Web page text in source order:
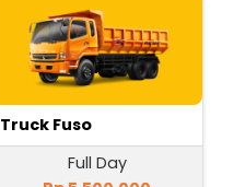
Truck Fuso
Full Day